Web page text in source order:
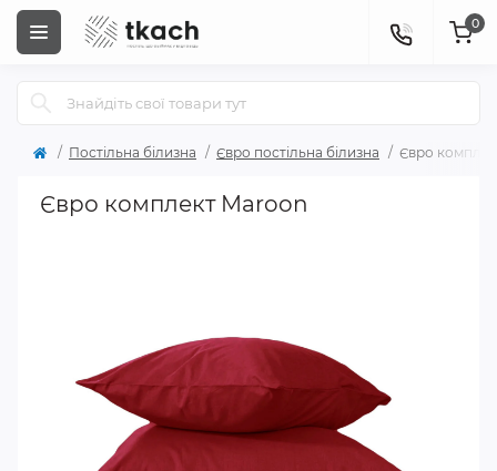
0
Постільна білизна Євро постільна білизна Євро
Євро комплект Maroon